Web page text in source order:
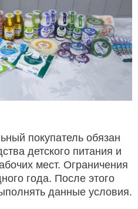
покупатель обязан
детского питания и
мест. Ограничения
года. После этого
данные условия.